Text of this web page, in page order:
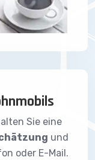
Sie eine
und
oder E-Mail.